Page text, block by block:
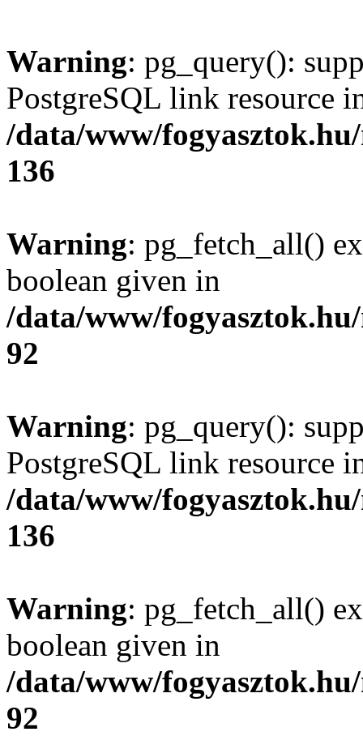
Warning: pg_query():
PostgreSQL link resource
/data/www/
136
Warning: pg_fetch_all()
boolean given in
/data/www/
92
Warning: pg_query():
PostgreSQL link resource
/data/www/
136
Warning: pg_fetch_all()
boolean given in
/data/www/
92